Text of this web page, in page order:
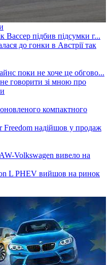
до гонки в Австрії так
говорити зі мною про
Freedom надійшов у продаж
L PHEV вийшов на ринок